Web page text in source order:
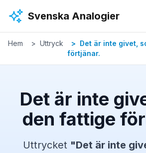
Svenska Analogier
Hem Uttryck
Det är inte givet,
förtjänar.
Det är inte
den fattige
Uttrycket "Det är inte